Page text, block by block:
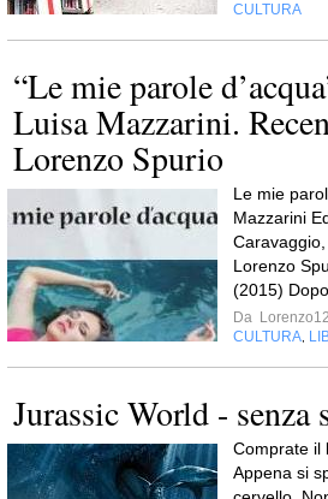
CULTURA
“Le mie parole
Luisa Mazzarini.
Lorenzo Spurio
Le mie
Mazzarini
Lorenzo
(2015)
Da
CULTURA
Jurassic World - senza
Comprate il
Appena si